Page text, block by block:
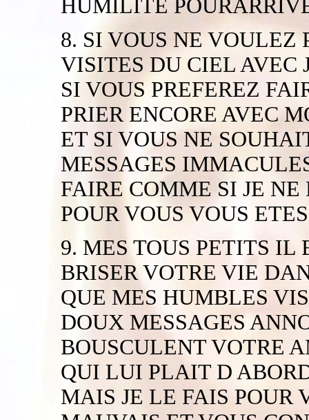
HUMILITE
8. SI VOUS NE VOULEZ
VISITES DU CIEL AVEC
SI VOUS PREFEREZ
PRIER ENCORE AVEC
ET SI VOUS NE
MESSAGES
FAIRE COMME SI JE
POUR VOUS VOUS
9. MES TOUS PETITS IL
BRISER VOTRE VIE
QUE MES HUMBLES
DOUX MESSAGES
BOUSCULENT VOTRE
QUI LUI PLAIT D
MAIS JE LE FAIS POUR